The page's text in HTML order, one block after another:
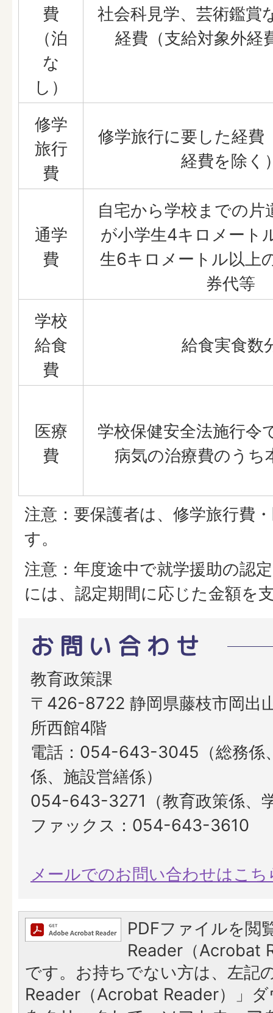
費
（泊
な
し）
社会科見学、芸術鑑賞
経費（支給対象外経
修学
旅行
費
修学旅行に要した経費
経費を除く
通学
費
自宅から学校までの片
が小学生4キロメート
生6キロメートル以上
券代等
学校
給食
費
給食実食数
医療
費
学校保健安全法施行令
病気の治療費のうち
注意：要保護者は、修学旅行費
す。
注意：年度途中で就学援助の認
には、認定期間に応じた金額を
お問い合わせ
教育政策課
〒426-8722 静岡県藤枝市岡出
所西館4階
電話：054-643-3045（総務係
係、施設営繕係）
054-643-3271（教育政策係、
ファックス：054-643-3610
メールでのお問い合わせはこち
PDFファイルを閲
Reader（Acrobat
です。お持ちでない方は、左記
Reader（Acrobat Reader）」